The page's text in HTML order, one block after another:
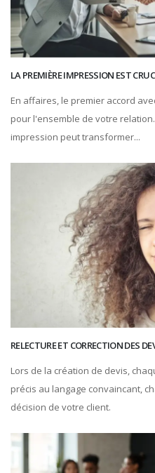
LA PREMIÈRE IMPRESSION EST
En affaires, le premier accord
pour l'ensemble de votre
impression peut transformer...
RELECTURE ET CORRECTION DES
Lors de la création de devis,
précis au langage convaincant,
décision de votre client.